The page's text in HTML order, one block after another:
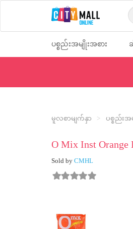
text.skipToContent
text.skipToNavigation
ပစ္စည်းအမျိုးအစား
မူလစာမျက်နှာ ပစ္စည်းအ
O Mix Inst
Sold byCMHL